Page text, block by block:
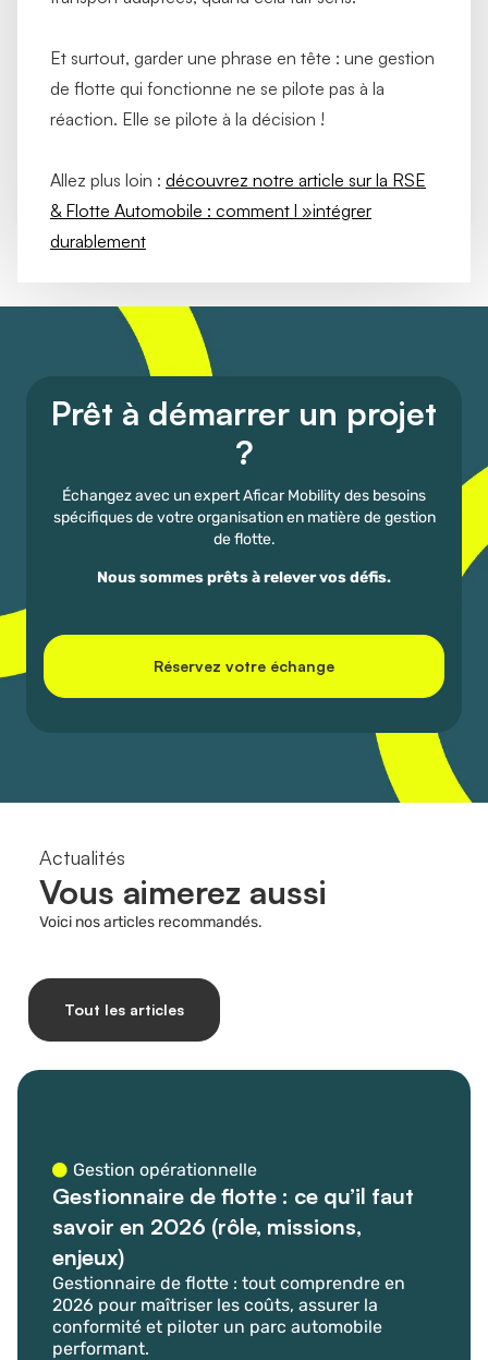
Et surtout, garder une phrase en tête : une gestion
de flotte qui fonctionne ne se pilote pas à la
réaction. Elle se pilote à la décision !
Allez plus loin : découvrez notre article sur la RSE
& Flotte Automobile : comment l »intégrer
durablement
Prêt à démarrer un projet
?
Échangez avec un expert Aficar Mobility des besoins
spécifiques de votre organisation en matière de gestion
de flotte.
Nous sommes prêts à relever vos défis.
Réservez votre échange
Actualités
Vous aimerez aussi
Voici nos articles recommandés.
Tout les articles
Gestion opérationnelle
Gestionnaire de flotte : ce qu’il faut
savoir en 2026 (rôle, missions,
enjeux)
Gestionnaire de flotte : tout comprendre en
2026 pour maîtriser les coûts, assurer la
conformité et piloter un parc automobile
performant.